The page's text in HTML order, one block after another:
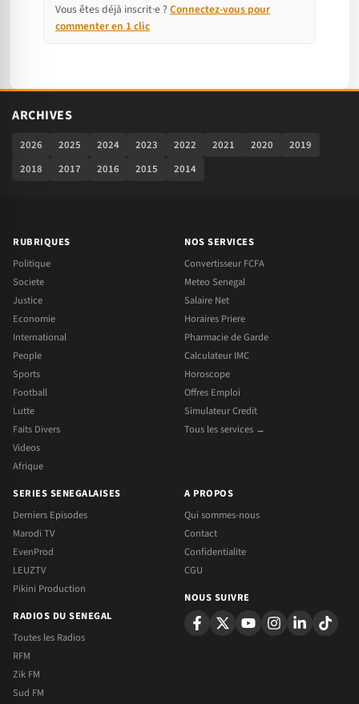
Vous êtes déjà inscrit·e ? Connectez-vous pour
commenter en 1 clic
ARCHIVES
2026 2025 2024 2023 2022 2021 2020
2019
2018
2017 2016 2015 2014
RUBRIQUES
Politique
Societe
Justice
Economie
International
People
Sports
Football
Lutte
Faits Divers
Videos
Afrique
NOS SERVICES
Convertisseur FCFA
Meteo Senegal
Salaire Net
Horaires Priere
Pharmacie de Garde
Calculateur IMC
Horoscope
Offres Emploi
Simulateur Credit
Tous les services →
SERIES SENEGALAISES
Derniers Episodes
Marodi TV
EvenProd
LEUZTV
Pikini Production
RADIOS DU SENEGAL
Toutes les Radios
RFM
Zik FM
Sud FM
A PROPOS
Qui sommes-nous
Contact
Confidentialite
CGU
NOUS SUIVRE